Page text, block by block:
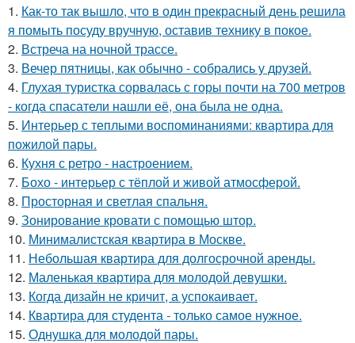
1. Как-то так вышло, что в один прекрасный день решила
я помыть посуду вручную, оставив технику в покое.
2. Встреча на ночной трассе.
3. Вечер пятницы, как обычно - собрались у друзей.
4. Глухая туристка сорвалась с горы почти на 700 метров
- когда спасатели нашли её, она была не одна.
5. Интерьер с теплыми воспоминаниями: квартира для
пожилой пары.
6. Кухня с ретро - настроением.
7. Бохо - интерьер с тёплой и живой атмосферой.
8. Просторная и светлая спальня.
9. Зонирование кровати с помощью штор.
10. Минималистская квартира в Москве.
11. Небольшая квартира для долгосрочной аренды.
12. Маленькая квартира для молодой девушки.
13. Когда дизайн не кричит, а успокаивает.
14. Квартира для студента - только самое нужное.
15. Однушка для молодой пары.